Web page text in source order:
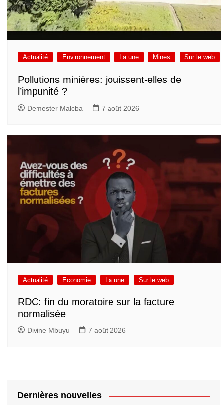
Actualité Environnement La une Mines Sur le web
Pollutions minières: jouissent-elles de
l’impunité ?
Demester Maloba 7 août 2026
Actualité Economie La une Sur le web
RDC: fin du moratoire sur la facture
normalisée
Divine Mbuyu 7 août 2026
Dernières nouvelles